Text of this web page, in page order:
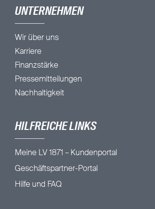
UNTERNEHMEN
Wir über uns
Karriere
Finanzstärke
Pressemitteilungen
Nachhaltigkeit
HILFREICHE LINKS
Meine LV 1871 – Kundenportal
Geschäftspartner-Portal
Hilfe und FAQ